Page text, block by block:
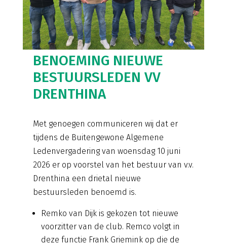
BENOEMING NIEUWE
BESTUURSLEDEN VV
DRENTHINA
Met genoegen communiceren wij dat er
tijdens de Buitengewone Algemene
Ledenvergadering van woensdag 10 juni
2026 er op voorstel van het bestuur van v.v.
Drenthina een drietal nieuwe
bestuursleden benoemd is.
Remko van Dijk is gekozen tot nieuwe
voorzitter van de club. Remco volgt in
deze functie Frank Griemink op die de